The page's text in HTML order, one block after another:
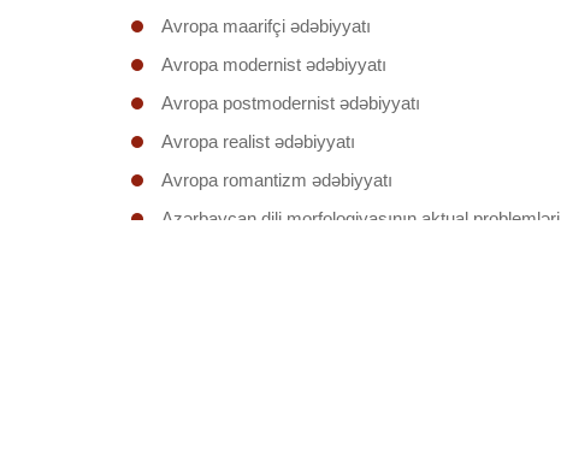
Avropa maarifçi ədəbiyyatı
Avropa modernist ədəbiyyatı
Avropa postmodernist ədəbiyyatı
Avropa realist ədəbiyyatı
Avropa romantizm ədəbiyyatı
Azərbaycan dili morfologiyasının aktual problemləri